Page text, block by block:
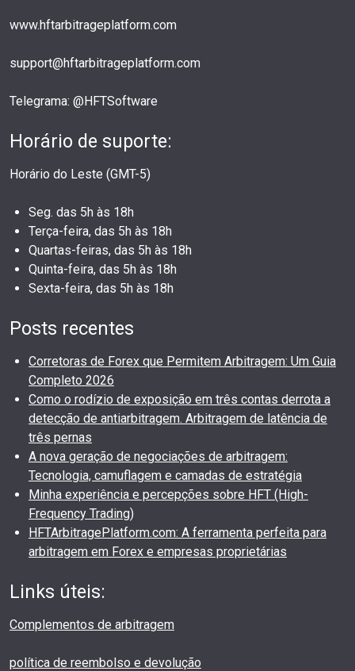
www.hftarbitrageplatform.com
support@hftarbitrageplatform.com
Telegrama: @HFTSoftware
Horário de suporte:
Horário do Leste (GMT-5)
Seg. das 5h às 18h
Terça-feira, das 5h às 18h
Quartas-feiras, das 5h às 18h
Quinta-feira, das 5h às 18h
Sexta-feira, das 5h às 18h
Posts recentes
Corretoras de Forex que Permitem Arbitragem: Um Guia
Completo 2026
Como o rodízio de exposição em três contas derrota a
detecção de antiarbitragem. Arbitragem de latência de
três pernas
A nova geração de negociações de arbitragem:
Tecnologia, camuflagem e camadas de estratégia
Minha experiência e percepções sobre HFT (High-
Frequency Trading)
HFTArbitragePlatform.com: A ferramenta perfeita para
arbitragem em Forex e empresas proprietárias
Links úteis:
Complementos de arbitragem
política de reembolso e devolução